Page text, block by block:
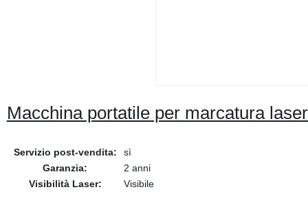
Macchina portatile per marcatura
Servizio post-vendita:
sì
Garanzia:
2 anni
Visibilità Laser:
Visibile